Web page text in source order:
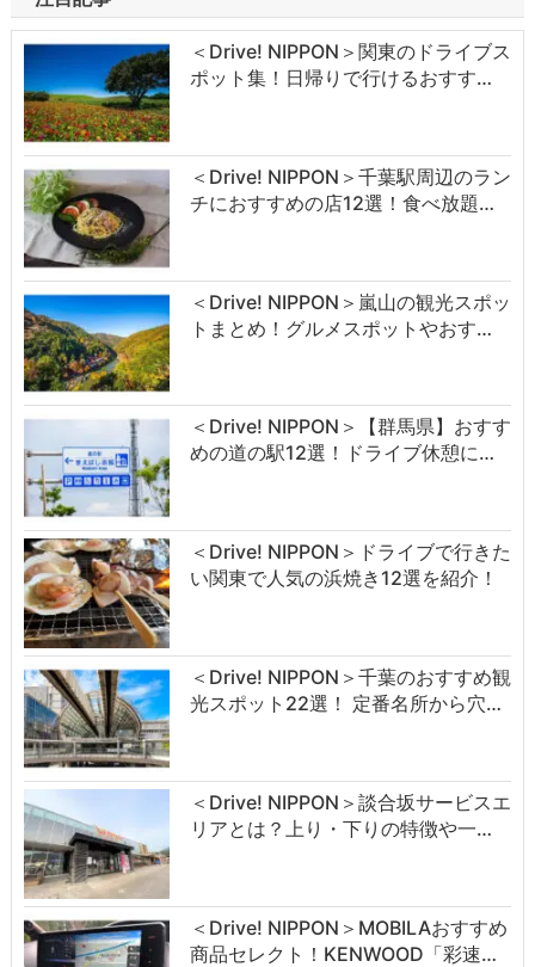
＜Drive! NIPPON＞関東のドライブス
ポット集！日帰りで行けるおすす…
＜Drive! NIPPON＞千葉駅周辺のラン
チにおすすめの店12選！食べ放題…
＜Drive! NIPPON＞嵐山の観光スポッ
トまとめ！グルメスポットやおす…
＜Drive! NIPPON＞【群馬県】おすす
めの道の駅12選！ドライブ休憩に…
＜Drive! NIPPON＞ドライブで行きた
い関東で人気の浜焼き12選を紹介！
＜Drive! NIPPON＞千葉のおすすめ観
光スポット22選！ 定番名所から穴…
＜Drive! NIPPON＞談合坂サービスエ
リアとは？上り・下りの特徴や一…
＜Drive! NIPPON＞MOBILAおすすめ
商品セレクト！KENWOOD「彩速…